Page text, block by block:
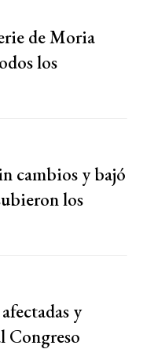
de Moria
los
cambios y bajó
los
y
Congreso